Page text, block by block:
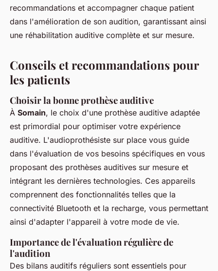
recommandations et accompagner chaque patient
dans l'amélioration de son audition, garantissant ainsi
une réhabilitation auditive complète et sur mesure.
Conseils et recommandations pour
les patients
Choisir la bonne prothèse auditive
À Somain, le choix d'une prothèse auditive adaptée
est primordial pour optimiser votre expérience
auditive. L'audioprothésiste sur place vous guide
dans l'évaluation de vos besoins spécifiques en vous
proposant des prothèses auditives sur mesure et
intégrant les dernières technologies. Ces appareils
comprennent des fonctionnalités telles que la
connectivité Bluetooth et la recharge, vous permettant
ainsi d'adapter l'appareil à votre mode de vie.
Importance de l'évaluation régulière de
l'audition
Des bilans auditifs réguliers sont essentiels pour